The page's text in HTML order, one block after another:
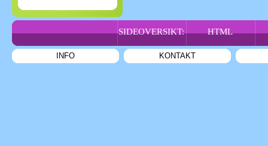
SIDEOVERSIKT: HTML
INFO KONTAKT